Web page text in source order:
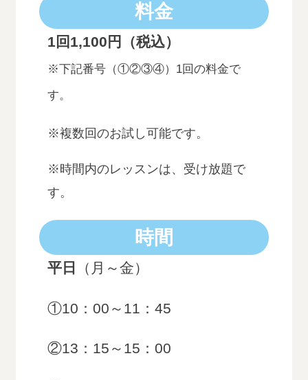
料金
1回1,100円（税込）
※下記番号（①②③④）1回の料金で
す。
※複数回のお試し可能です。
※時間内のレッスンは、受け放題で
す。
時間
平日 （月～金）
①10：00～11：45
②13：15～15：00